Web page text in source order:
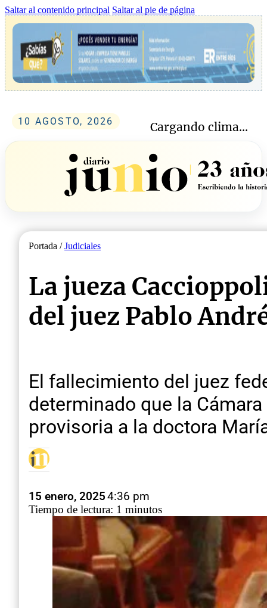
Saltar al contenido principal Saltar al pie de página
10 AGOSTO, 2026 Cargando clima...
Portada /Judiciales
La jueza
del juez Pablo
El fallecimiento del juez
determinado que la
provisoria a la doctora
15 enero, 20254:36 pm
Tiempo de lectura: 1 minutos